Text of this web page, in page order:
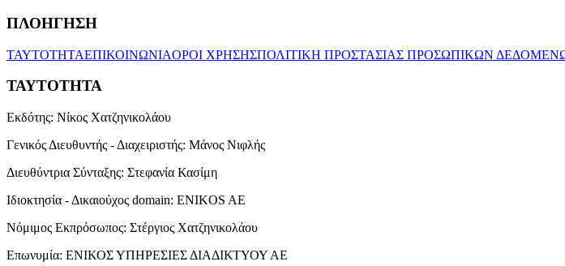
ΠΛΟΗΓΗΣΗ
ΤΑΥΤΟΤΗΤΑΕΠΙΚΟΙΝΩΝΙΑΟΡΟΙ ΧΡΗΣΗΣΠΟΛΙΤΙΚΗ ΠΡΟΣΤΑΣΙΑΣ ΠΡΟΣΩΠΙΚΩΝ
ΤΑΥΤΟΤΗΤΑ
Εκδότης: Νίκος Χατζηνικολάου
Γενικός Διευθυντής - Διαχειριστής: Μάνος Νιφλής
Διευθύντρια Σύνταξης: Στεφανία Κασίμη
Ιδιοκτησία - Δικαιούχος domain: ENIKOS AE
Νόμιμος Εκπρόσωπος: Στέργιος Χατζηνικολάου
Επωνυμία: ΕΝΙΚΟΣ ΥΠΗΡΕΣΙΕΣ ΔΙΑΔΙΚΤΥΟΥ ΑΕ